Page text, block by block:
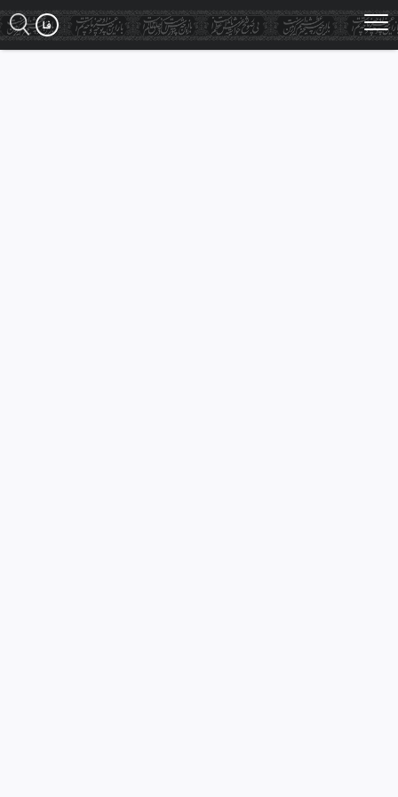
Skip
to
main